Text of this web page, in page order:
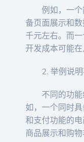
例如，一
备页面展示和
千元左右。而
开发成本可能在
2. 举例说
不同的功
如，一个同时
和支付功能的
商品展示和购物